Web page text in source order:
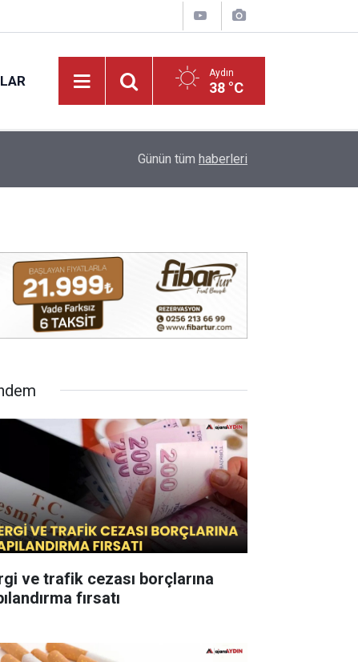
Aydın
38 °C
Aydın’da yeni mahsul kuru incir tezgâhta:
Günün tüm haberleri
ve trafik cezası borçlarına
fırsatı